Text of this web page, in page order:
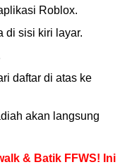
Roblox.
di sisi kiri layar.
daftar di atas ke
akan langsung
& Batik FFWS! Ini